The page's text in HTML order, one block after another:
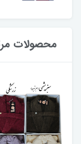
محصولات